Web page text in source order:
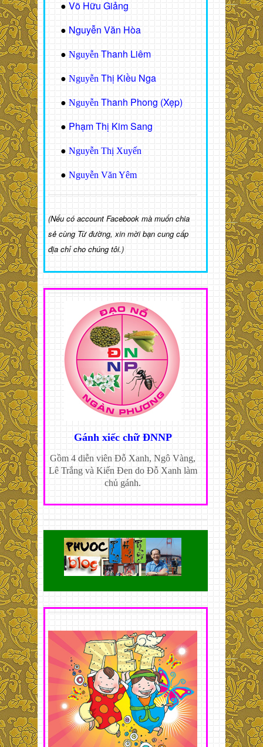
● Võ Hữu Giảng
● Nguyễn Văn Hòa
● Nguyễn Thanh Liêm
● Nguyễn Thị Kiều Nga
● Nguyễn Thanh Phong (Xẹp)
● Phạm Thị Kim Sang
● Nguyễn Thị Xuyến
● Nguyễn Văn Yêm
(Nếu có account Facebook mà muốn chia
sẻ cùng Từ đường, xin mời bạn cung cấp
địa chỉ cho chúng tôi.)
Gánh xiếc chữ ĐNNP
Gồm 4 diễn viên Đỗ Xanh, Ngô Vàng,
Lê Trắng và Kiến Đen do Đỗ Xanh làm
chủ gánh.